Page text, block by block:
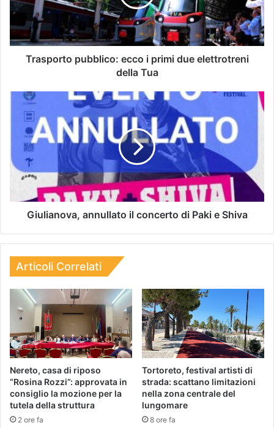
Trasporto pubblico: ecco i primi due elettrotreni
della Tua
Giulianova, annullato il concerto di Paki e Shiva
Articoli Correlati
Nereto, casa di riposo
“Rosina Rozzi”: approvata in
consiglio la mozione per la
tutela della struttura
2 ore fa
Tortoreto, festival artisti di
strada: scattano limitazioni
nella zona centrale del
lungomare
8 ore fa